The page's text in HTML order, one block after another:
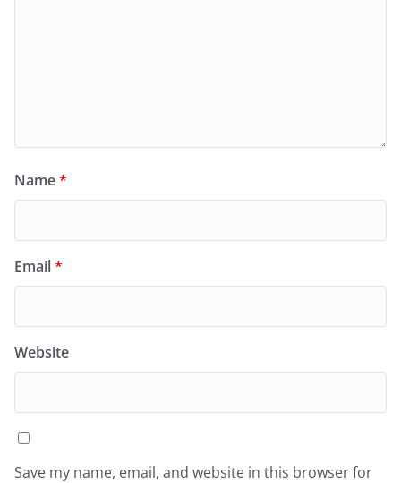
Name*
Email*
Website
Save my name, email, and website in this browser for